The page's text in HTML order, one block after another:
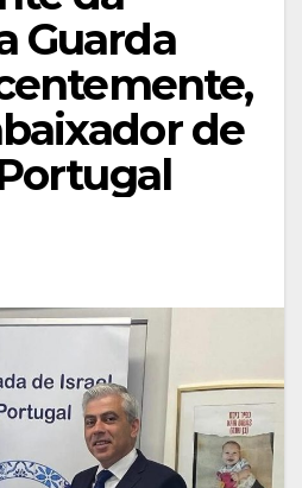
Guarda
de